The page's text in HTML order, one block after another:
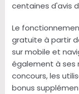
centaines d'avis
Le
gratuite à partir
sur mobile et
également à ses
concours, les
bonus